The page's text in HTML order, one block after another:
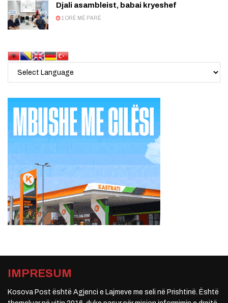
Djali asambleist, babai kryeshef
1 ORË MË PARË
IMPRESUM
Kosova Post është Agjenci e Lajmeve me seli në Prishtinë. Është